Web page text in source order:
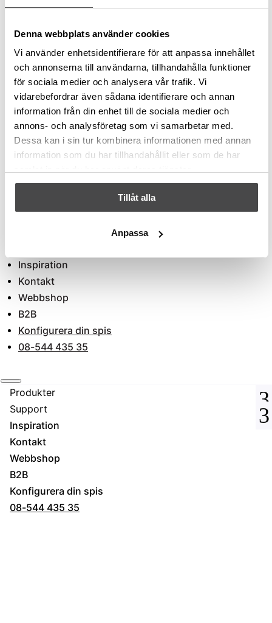
Denna webbplats använder cookies
Vi använder enhetsidentifierare för att anpassa innehållet
och annonserna till användarna, tillhandahålla funktioner
för sociala medier och analysera vår trafik. Vi
vidarebefordrar även sådana identifierare och annan
information från din enhet till de sociala medier och
annons- och analysföretag som vi samarbetar med.
Dessa kan i sin tur kombinera informationen med annan
information som du har tillhandahållit eller som de har
Tillåt alla
Anpassa
Frågor & svar
Funktioner & skötsel
Manualer
Kataloger & prislistor
Återförsäljare
Om oss
Köpvillkor
Service
Lista över serviceföretag
Reservdelar
Inspiration
Kontakt
Webbshop
B2B
Konfigurera din spis
08-544 435 35
Produkter
Support
Inspiration
Kontakt
Webbshop
B2B
Konfigurera din spis
08-544 435 35